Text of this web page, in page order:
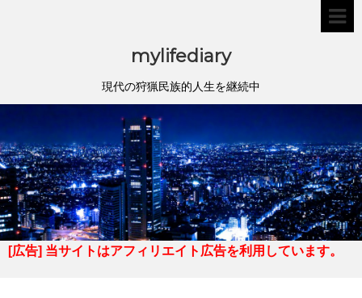
mylifediary
現代の狩猟民族的人生を継続中
[広告] 当サイトはアフィリエイト広告を利用しています。